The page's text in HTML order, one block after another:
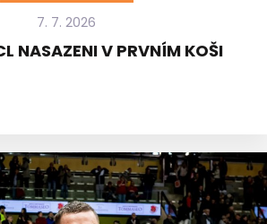
7. 7. 2026
NASAZENI V PRVNÍM KOŠI